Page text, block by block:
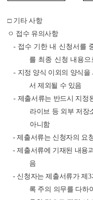
□ 기타 사항
ㅇ 접수 유의사항
- 접수 기한 내 신청서를
를 최종 신청 내용
- 지정 양식 이외의 양식을
서 제외될 수 있음
- 제출서류는 반드시 지정
라이브 등 외부 저장
아니함
- 제출서류는 신청자의 요
- 제출서류에 기재된 내용
음
- 신청자는 제출서류가 제3
록 주의 의무를 다하